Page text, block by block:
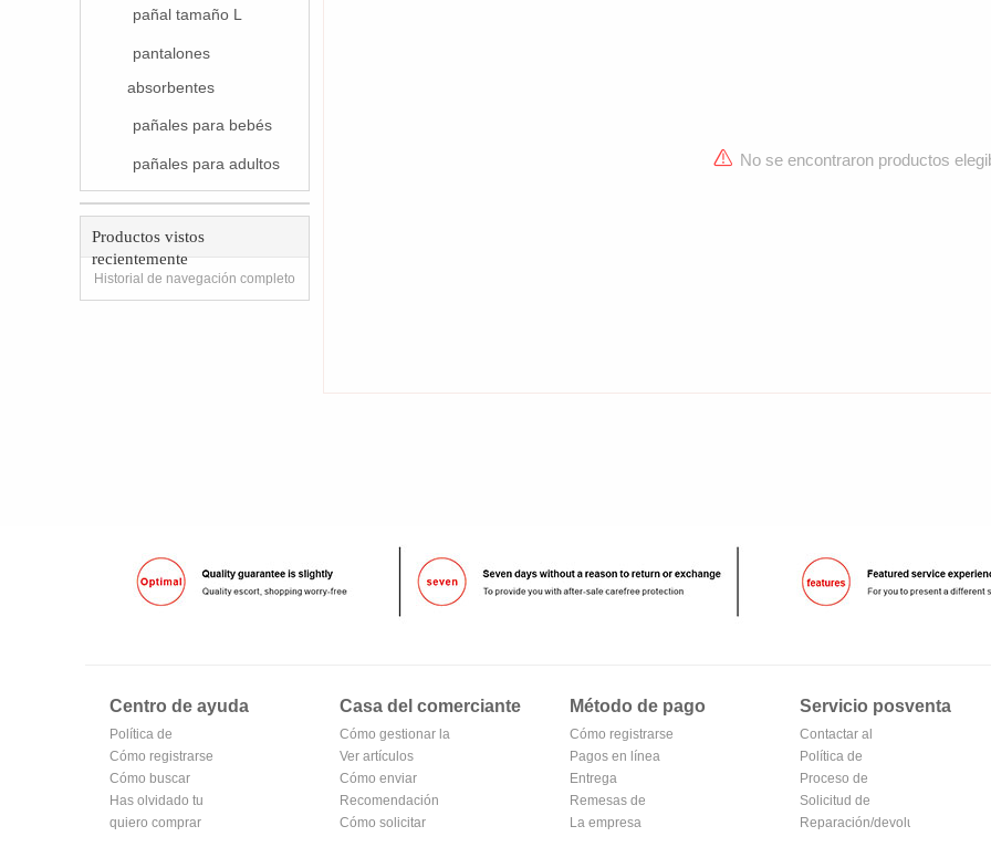
pañal tamaño L
pantalones
absorbentes
pañales para bebés
pañales para adultos
Productos vistos
recientemente
Historial de navegación completo
No se encontraron productos
Centro de ayuda
Política de
privacidad de
Oubv
Cómo registrarse
para hacerse
miembro
Cómo buscar
Has olvidado tu
contraseña
quiero comprar
Casa del comerciante
Cómo gestionar la
tienda
Ver artículos
vendidos
Cómo enviar
Recomendación
de productos del
Cómo solicitar
Método de pago
Cómo registrarse
en Alipay
Pagos en línea
Entrega
Remesas de
correos
La empresa
Servicio posventa
Contactar al
vendedor
Política de
devoluciones
Proceso de
devolución y
cambio
Solicitud de
reembolso
Reparación/devolución